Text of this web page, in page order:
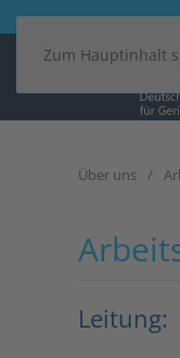
Zum Hauptinhalt
Über uns
Leitung: